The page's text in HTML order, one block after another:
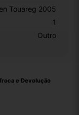
Touareg 2005
1
Outro
e Devolução